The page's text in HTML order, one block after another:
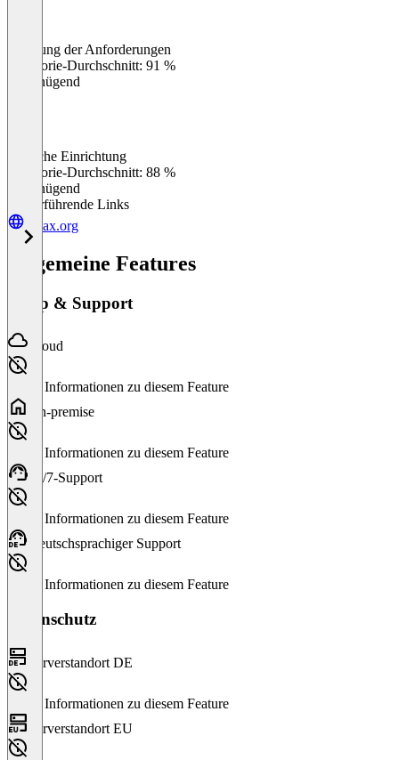
Erfüllung der Anforderungen
Kategorie-Durchschnitt: 91 %
Ungenügend
Einfache Einrichtung
Kategorie-Durchschnitt: 88 %
Ungenügend
Weiterführende Links
lupax.org
Allgemeine Features
Setup & Support
Cloud
Keine Informationen zu diesem Feature
On-premise
Keine Informationen zu diesem Feature
24/7-Support
Keine Informationen zu diesem Feature
Deutschsprachiger Support
Keine Informationen zu diesem Feature
Datenschutz
Serverstandort DE
Keine Informationen zu diesem Feature
Serverstandort EU